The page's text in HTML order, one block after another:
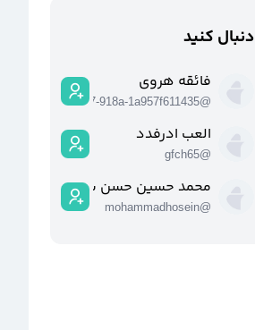
دنبال کنید
فائقه هروی
@
0c60-4927-918a-1a957f611435
العب ادرفدد
@
gfch65
محمد حسین حسن شاهی
@
mohammadhosein